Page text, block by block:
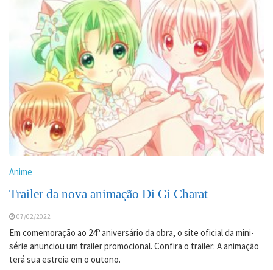
Anime
Trailer da nova animação Di Gi Charat
07/02/2022
Em comemoração ao 24º aniversário da obra, o site oficial da mini-
série anunciou um trailer promocional. Confira o trailer: A animação
terá sua estreia em o outono.